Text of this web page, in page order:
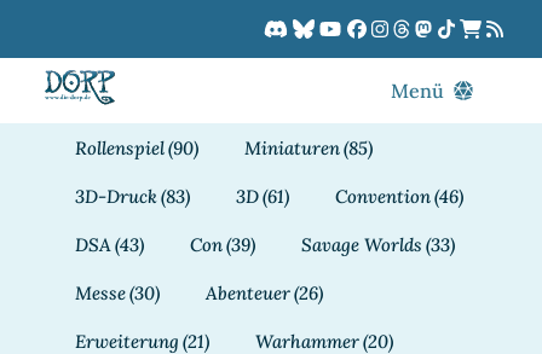
springen
Menü
Rollenspiel(90) Miniaturen(85)
3D-Druck(83) 3D(61) Convention(46)
DSA (43) Con(39) Savage Worlds (33)
Messe(30) Abenteuer(26)
Erweiterung (21) Warhammer(20)